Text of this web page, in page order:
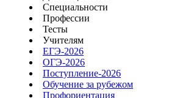
Специальности
Профессии
Тесты
Учителям
ЕГЭ-2026
ОГЭ-2026
Поступление-2026
Обучение за рубежом
Профориентация